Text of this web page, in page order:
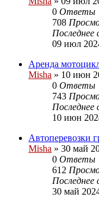
0 Ответы
708
Последнее
09 июл
Аренда
Misha » 10 июн
0 Ответы
743
Последнее
10 июн
Автоперевозки
Misha » 30 май
0 Ответы
612
Последнее
30 май